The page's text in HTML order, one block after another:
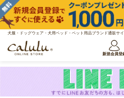
犬服・ドッグウェア・犬用ベッド・ペット用品ブランド通販サイ
新規会員登